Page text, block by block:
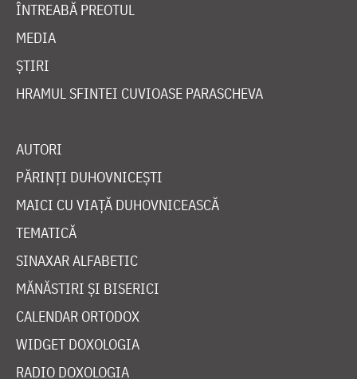
ÎNTREABĂ PREOTUL
MEDIA
ȘTIRI
HRAMUL SFINTEI CUVIOASE PARASCHEVA
AUTORI
PĂRINȚI DUHOVNICEȘTI
MAICI CU VIAȚĂ DUHOVNICEASCĂ
TEMATICĂ
SINAXAR ALFABETIC
MĂNĂSTIRI ȘI BISERICI
CALENDAR ORTODOX
WIDGET DOXOLOGIA
RADIO DOXOLOGIA